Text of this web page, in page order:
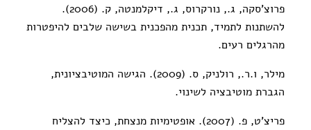
פרוצ'סקה, ג., נורקרוס, ג., דיקלמנטה, ק. (2006).
להשתנות לתמיד, תכנית מהפכנית בשישה שלבים להיפטרות
מהרגלים רעים.
מילר, ו.ר., רולניק, ס. (2009). הגישה המוטיבציונית,
הגברת מוטיבציה לשינוי.
פריצ'ט, פ. (2007). אופטימיות מנצחת, כיצד להצליח